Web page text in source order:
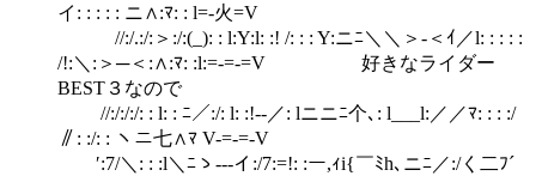
イ: : : : : ニ∧:ﾏ: : l=-火=V
//:/.:/:＞:/:(_): : l:Y:l: :! /: : : Y:ニﾆ＼＼＞‐＜ｲ／l: : : : :
/!:＼:＞─＜:∧:ﾏ: :l:=‐=-=V 好きなライダー
BEST３なので
//:/:/:/: : l: : ﾆ／:/: l: :!--／: lニニﾆ个､: l___l:／／ﾏ: : : :/
∥: :/: : ヽニ七∧ﾏ V-=-=-V
′:7/＼: : :l＼ﾆゝ---イ:/7:=!: :ー,ｨi{￣ﾐh､ニﾆ／:/く二ﾌ´